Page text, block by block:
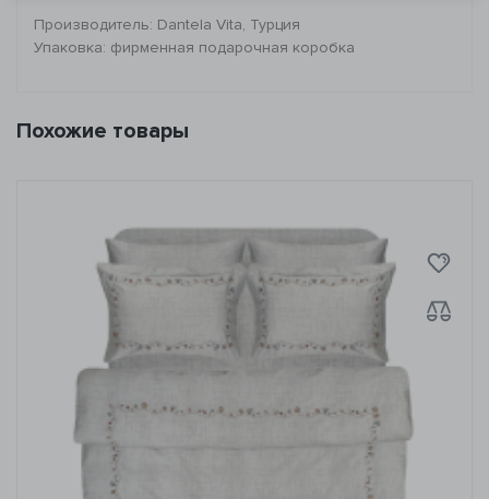
Производитель: Dantela Vita, Турция
Упаковка: фирменная подарочная коробка
Похожие товары